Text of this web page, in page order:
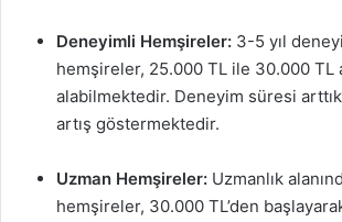
Deneyimli Hemşireler: 3-5 yıl
hemşireler, 25.000 TL ile 30.000 TL
alabilmektedir. Deneyim süresi
artış göstermektedir.
Uzman Hemşireler: Uzmanlık
hemşireler, 30.000 TL’den